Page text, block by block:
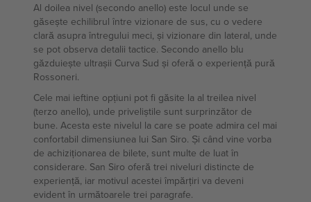
Al doilea nivel (secondo anello) este locul unde se
găsește echilibrul între vizionare de sus, cu o vedere
clară asupra întregului meci, și vizionare din lateral, unde
se pot observa detalii tactice. Secondo anello blu
găzduiește ultrașii Curva Sud și oferă o experiență pură
Rossoneri.
Cele mai ieftine opțiuni pot fi găsite la al treilea nivel
(terzo anello), unde priveliștile sunt surprinzător de
bune. Acesta este nivelul la care se poate admira cel mai
confortabil dimensiunea lui San Siro. Și când vine vorba
de achiziționarea de bilete, sunt multe de luat în
considerare. San Siro oferă trei niveluri distincte de
experiență, iar motivul acestei împărțiri va deveni
evident în următoarele trei paragrafe.